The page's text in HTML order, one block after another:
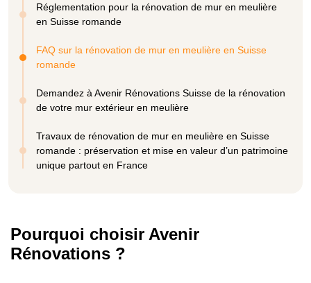
Réglementation pour la rénovation de mur en meulière
en Suisse romande
FAQ sur la rénovation de mur en meulière en Suisse
romande
Demandez à Avenir Rénovations Suisse de la rénovation
de votre mur extérieur en meulière
Travaux de rénovation de mur en meulière en Suisse
romande : préservation et mise en valeur d’un patrimoine
unique partout en France
Pourquoi choisir Avenir
Rénovations ?